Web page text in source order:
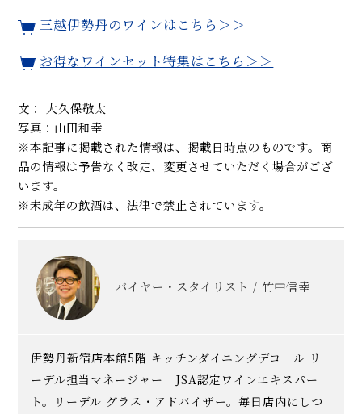
三越伊勢丹のワインはこちら＞＞
お得なワインセット特集はこちら＞＞
文： 大久保敬太
写真：山田和幸
※本記事に掲載された情報は、掲載日時点のものです。商
品の情報は予告なく改定、変更させていただく場合がござ
います。
※未成年の飲酒は、法律で禁止されています。
バイヤー・スタイリスト / 竹中信幸
伊勢丹新宿店本館5階 キッチンダイニングデコ－ル リ
ーデル担当マネージャー JSA認定ワインエキスパー
ト。リーデル グラス・アドバイザー。毎日店内にしつ